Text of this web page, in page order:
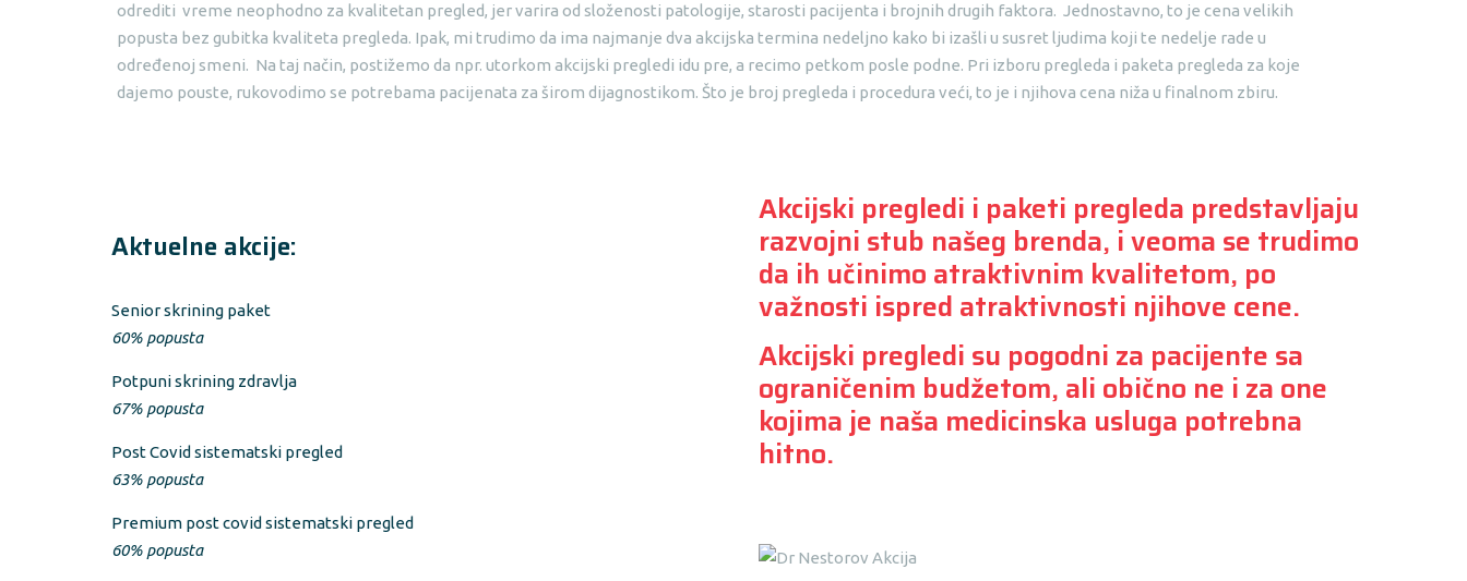
odrediti vreme neophodno za kvalitetan pregled, jer varira od složenosti patologije, starosti pacijenta i brojnih drugih faktora. Jednostavno, to je cena velikih
popusta bez gubitka kvaliteta pregleda. Ipak, mi trudimo da ima najmanje dva akcijska termina nedeljno kako bi izašli u susret ljudima koji te nedelje rade u
određenoj smeni. Na taj način, postižemo da npr. utorkom akcijski pregledi idu pre, a recimo petkom posle podne. Pri izboru pregleda i paketa pregleda za koje
dajemo pouste, rukovodimo se potrebama pacijenata za širom dijagnostikom. Što je broj pregleda i procedura veći, to je i njihova cena niža u finalnom zbiru.
Aktuelne akcije:
Senior skrining paket
60% popusta
Potpuni skrining zdravlja
67% popusta
Post Covid sistematski pregled
63% popusta
Premium post covid sistematski pregled
60% popusta
Akcijski pregledi i paketi pregleda predstavljaju
razvojni stub našeg brenda, i veoma se trudimo
da ih učinimo atraktivnim kvalitetom, po
važnosti ispred atraktivnosti njihove cene.
Akcijski pregledi su pogodni za pacijente sa
ograničenim budžetom, ali obično ne i za one
kojima je naša medicinska usluga potrebna
hitno.